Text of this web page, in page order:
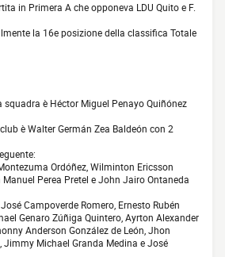
in Primera A che opponeva LDU Quito e F.
la 16e posizione della classifica Totale
è Héctor Miguel Penayo Quiñónez
è Walter Germán Zea Baldeón con 2
Ordóñez, Wilminton Ericsson
Perea Pretel e John Jairo Ontaneda
Campoverde Romero, Ernesto Rubén
Genaro Zúñiga Quintero, Ayrton Alexander
Anderson González de León, Jhon
Michael Granda Medina e José